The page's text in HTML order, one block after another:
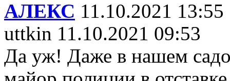
АЛЕКС 11.10.2021 13:55
uttkin 11.10.2021 09:53
Да уж! Даже в нашем